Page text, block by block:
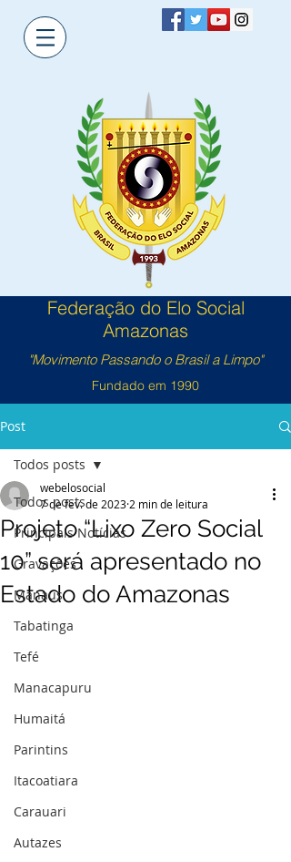
Federação do Elo Social
Amazonas
"Movimento Passando o Brasil a Limpo"
Fundado em 1990
Post
Todos posts
Principais Notícias
Gravações
Manaus
Tabatinga
Tefé
Manacapuru
Humaitá
Parintins
Itacoatiara
Carauari
Autazes
Todos posts
Projeto “Lixo Zero Social
10” será apresentado no
Estado do Amazonas
webelosocial
7 de fev. de 2023 2 min de leitura